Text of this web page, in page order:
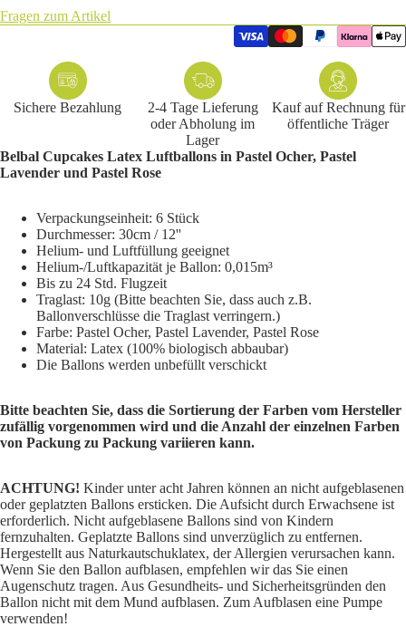
Fragen zum Artikel
Sichere Bezahlung
2-4 Tage Lieferung
oder Abholung im
Lager
Kauf auf Rechnung für
öffentliche Träger
Belbal Cupcakes Latex Luftballons in Pastel Ocher, Pastel
Lavender und Pastel Rose
Verpackungseinheit: 6 Stück
Durchmesser: 30cm / 12''
Helium- und Luftfüllung geeignet
Helium-/Luftkapazität je Ballon: 0,015m³
Bis zu 24 Std. Flugzeit
Traglast: 10g (Bitte beachten Sie, dass auch z.B.
Ballonverschlüsse die Traglast verringern.)
Farbe: Pastel Ocher, Pastel Lavender, Pastel Rose
Material: Latex (100% biologisch abbaubar)
Die Ballons werden unbefüllt verschickt
Bitte beachten Sie, dass die Sortierung der Farben vom Hersteller
zufällig vorgenommen wird und die Anzahl der einzelnen Farben
von Packung zu Packung variieren kann.
ACHTUNG! Kinder unter acht Jahren können an nicht aufgeblasenen
oder geplatzten Ballons ersticken. Die Aufsicht durch Erwachsene ist
erforderlich. Nicht aufgeblasene Ballons sind von Kindern
fernzuhalten. Geplatzte Ballons sind unverzüglich zu entfernen.
Hergestellt aus Naturkautschuklatex, der Allergien verursachen kann.
Wenn Sie den Ballon aufblasen, empfehlen wir das Sie einen
Augenschutz tragen. Aus Gesundheits- und Sicherheitsgründen den
Ballon nicht mit dem Mund aufblasen. Zum Aufblasen eine Pumpe
verwenden!